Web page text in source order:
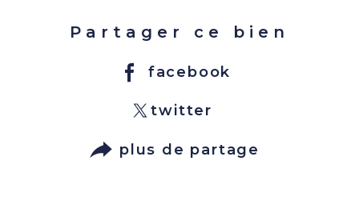
Partager ce bien
facebook
twitter
plus de partage